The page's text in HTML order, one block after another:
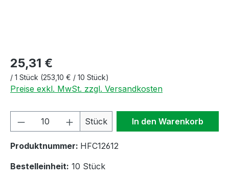
25,31 €
/ 1 Stück (253,10 € / 10 Stück)
Preise exkl. MwSt. zzgl. Versandkosten
Produkt Anzahl: Gib den
Stück In den Warenkorb
Produktnummer: HFC12612
Bestelleinheit: 10 Stück